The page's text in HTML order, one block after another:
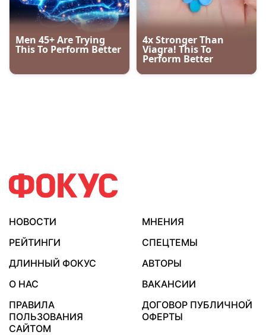
НОВОСТИ
МНЕНИЯ
РЕЙТИНГИ
СПЕЦТЕМЫ
ДЛИННЫЙ ФОКУС
АВТОРЫ
О НАС
ВАКАНСИИ
ПРАВИЛА
ПОЛЬЗОВАНИЯ
САЙТОМ
ДОГОВОР ПУБЛИЧНОЙ
ОФЕРТЫ